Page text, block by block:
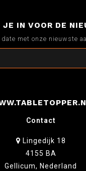
IN VOOR DE
met onze nieuwste
Contact
Lingedijk 18
4155 BA
Gellicum, Nederland